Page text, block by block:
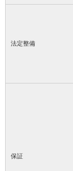
法定整備
保証